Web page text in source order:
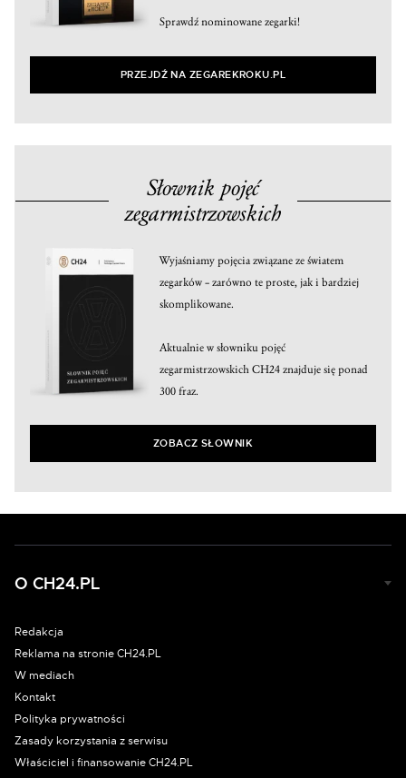
Sprawdź nominowane zegarki!
PRZEJDŹ NA ZEGAREKROKU.PL
Słownik pojęć
zegarmistrzowskich
Wyjaśniamy pojęcia związane ze światem
zegarków – zarówno te proste, jak i bardziej
skomplikowane.
Aktualnie w słowniku pojęć
zegarmistrzowskich CH24 znajduje się ponad
300 fraz.
ZOBACZ SŁOWNIK
O CH24.PL
Redakcja
Reklama na stronie CH24.PL
W mediach
Kontakt
Polityka prywatności
Zasady korzystania z serwisu
Właściciel i finansowanie CH24.PL